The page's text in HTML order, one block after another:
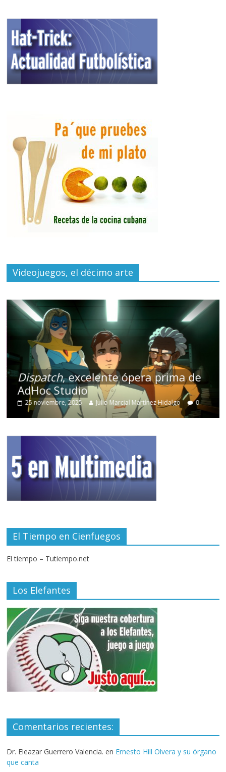
Videojuegos, el décimo arte
Dispatch, excelente ópera prima de
AdHoc Studio
25 noviembre, 2025 Julio Marcial Martínez Hidalgo 0
El Tiempo en Cienfuegos
El tiempo – Tutiempo.net
Los Elefantes
Comentarios recientes:
Dr. Eleazar Guerrero Valencia. en Ernesto Hill Olvera y su órgano
que canta